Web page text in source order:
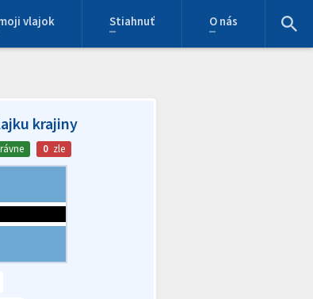
vlajok Stiahnuť O nás
krajiny
0 zle